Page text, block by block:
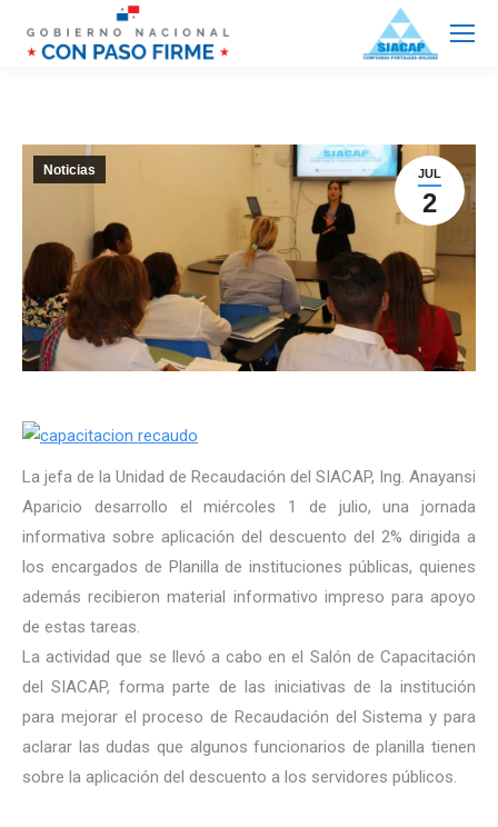
JUL
2
Noticias
La jefa de la Unidad de Recaudación del SIACAP, Ing. Anayansi
Aparicio desarrollo el miércoles 1 de julio, una jornada
informativa sobre aplicación del descuento del 2% dirigida a
los encargados de Planilla de instituciones públicas, quienes
además recibieron material informativo impreso para apoyo
de estas tareas.
La actividad que se llevó a cabo en el Salón de Capacitación
del SIACAP, forma parte de las iniciativas de la institución
para mejorar el proceso de Recaudación del Sistema y para
aclarar las dudas que algunos funcionarios de planilla tienen
sobre la aplicación del descuento a los servidores públicos.